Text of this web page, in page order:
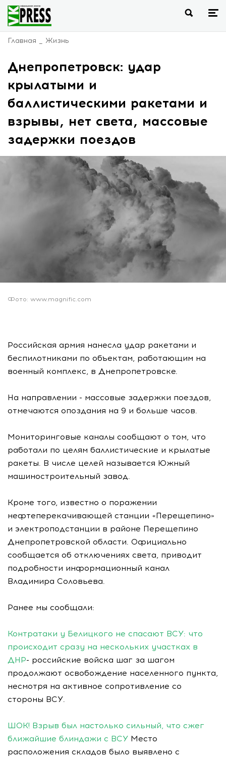
Главная Жизнь
Днепропетровск: удар
крылатыми и
баллистическими ракетами и
взрывы, нет света, массовые
задержки поездов
Фото: www.magnific.com
Российская армия нанесла удар ракетами и
беспилотниками по объектам, работающим на
военный комплекс, в Днепропетровске.
На направлении - массовые задержки поездов,
отмечаются опоздания на 9 и больше часов.
Мониторинговые каналы сообщают о том, что
работали по целям баллистические и крылатые
ракеты. В числе целей называется Южный
машиностроительный завод.
Кроме того, известно о поражении
нефтеперекачивающей станции «Перещепино»
и электроподстанции в районе Перещепино
Днепропетровской области. Официально
сообщается об отключениях света, приводит
подробности информационный канал
Владимира Соловьева.
Ранее мы сообщали:
Контратаки у Белицкого не спасают ВСУ: что
происходит сразу на нескольких участках в
ДНР- российские войска шаг за шагом
продолжают освобождение населенного пункта,
несмотря на активное сопротивление со
стороны ВСУ.
ШОК! Взрыв был настолько сильный, что сжег
ближайшие блиндажи с ВСУ Место
расположения складов было выявлено с